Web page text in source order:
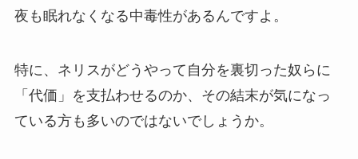
夜も眠れなくなる中毒性があるんですよ。
特に、ネリスがどうやって自分を裏切った奴らに
「代価」を支払わせるのか、その結末が気になっ
ている方も多いのではないでしょうか。